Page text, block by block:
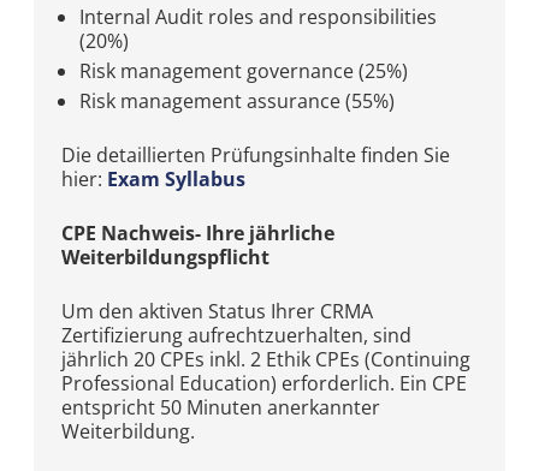
Internal Audit roles and responsibilities
(20%)
Risk management governance (25%)
Risk management assurance (55%)
Die detaillierten Prüfungsinhalte finden Sie
hier: Exam Syllabus
CPE Nachweis- Ihre jährliche
Weiterbildungspflicht
Um den aktiven Status Ihrer CRMA
Zertifizierung aufrechtzuerhalten, sind
jährlich 20 CPEs inkl. 2 Ethik CPEs (Continuing
Professional Education) erforderlich. Ein CPE
entspricht 50 Minuten anerkannter
Weiterbildung.